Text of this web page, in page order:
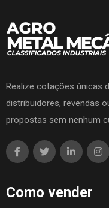
Realize cotações únicas
distribuidores, revendas
propostas sem nenhum
Como vender